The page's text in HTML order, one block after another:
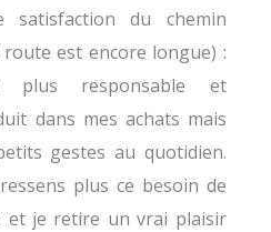
satisfaction du chemin
est encore longue) :
plus responsable et
dans mes achats mais
gestes au quotidien.
plus ce besoin de
et je retire un vrai plaisir